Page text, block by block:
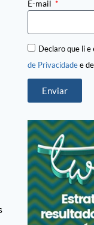
E-mail
Declaro que li e
de Privacidadee de
Enviar